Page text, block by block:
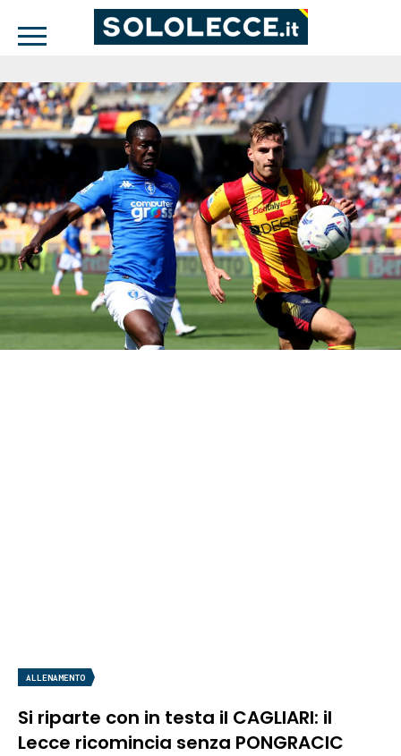
ALLENAMENTO
Si riparte con in testa il CAGLIARI: il
Lecce ricomincia senza PONGRACIC